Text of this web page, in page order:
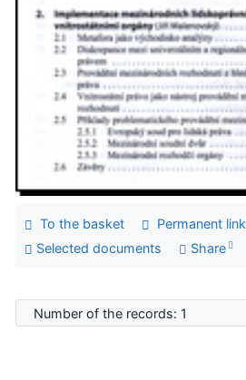
To the basket Permanent link
Selected documents
Share
Number of the records: 1